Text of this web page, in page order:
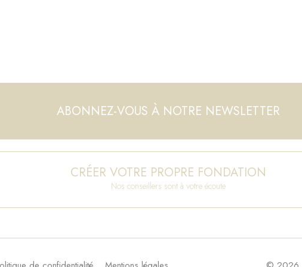
ABONNEZ-VOUS À NOTRE NEWSLETTER
CRÉER VOTRE PROPRE FONDATION
Nos conseillers sont à votre écoute